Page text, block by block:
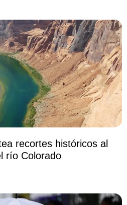
recortes históricos al
río Colorado